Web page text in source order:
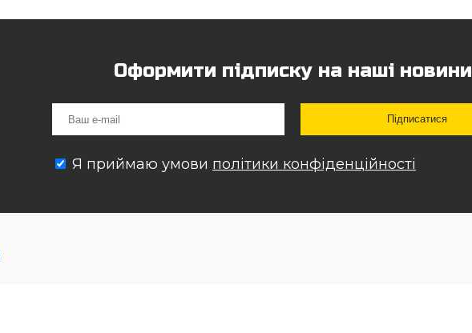
Оформити підписку на наші новини
Я приймаю умови політики конфіденційності